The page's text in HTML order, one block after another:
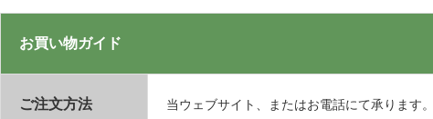
お買い物ガイド
ご注文方法
当ウェブサイト、またはお電話にて承ります